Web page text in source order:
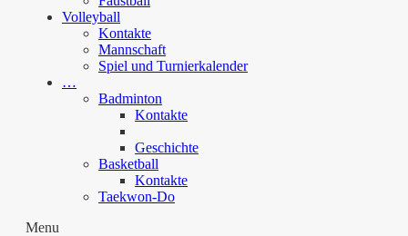
Volleyball
Kontakte
Mannschaft
Spiel und Turnierkalender
…
Badminton
Kontakte
Geschichte
Basketball
Kontakte
Taekwon-Do
Menu